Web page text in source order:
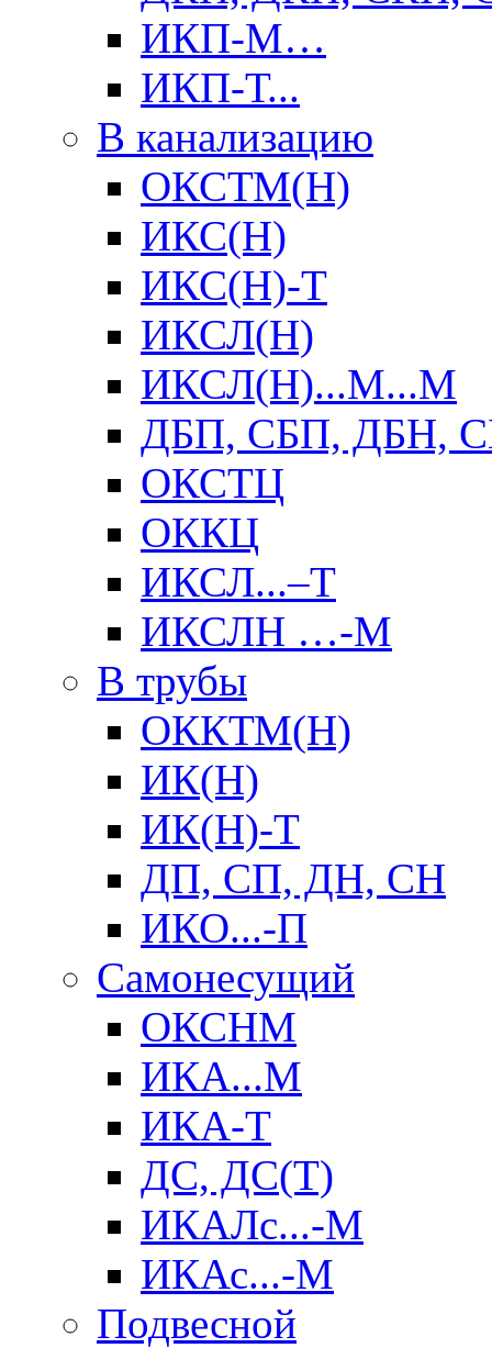
ИКП-М…
ИКП-Т...
В канализацию
ОКСТМ(Н)
ИКС(Н)
ИКС(Н)-Т
ИКСЛ(Н)
ИКСЛ(Н)...М...М
ДБП, СБП, ДБН,
ОКСТЦ
ОККЦ
ИКСЛ...–Т
ИКСЛН …-М
В трубы
ОККТМ(Н)
ИК(Н)
ИК(Н)-Т
ДП, СП, ДН, СН
ИКО...-П
Самонесущий
ОКСНМ
ИКА...М
ИКА-Т
ДС, ДС(Т)
ИКАЛс...-М
ИКАс...-М
Подвесной